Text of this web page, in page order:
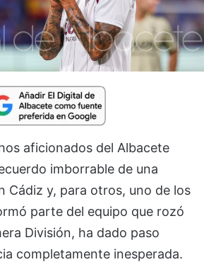
aficionados del Albacete
imborrable de una
Cádiz y, para otros, uno de los
parte del equipo que rozó
División, ha dado paso
completamente inesperada.